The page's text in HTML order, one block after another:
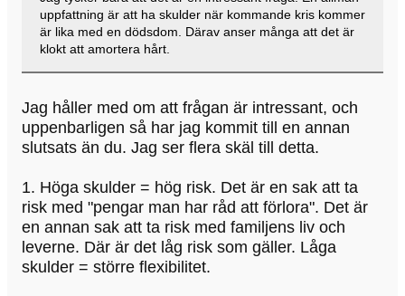
uppfattning är att ha skulder när kommande kris kommer
är lika med en dödsdom. Därav anser många att det är
klokt att amortera hårt.
Jag håller med om att frågan är intressant, och
uppenbarligen så har jag kommit till en annan
slutsats än du. Jag ser flera skäl till detta.
1. Höga skulder = hög risk. Det är en sak att ta
risk med "pengar man har råd att förlora". Det är
en annan sak att ta risk med familjens liv och
leverne. Där är det låg risk som gäller. Låga
skulder = större flexibilitet.